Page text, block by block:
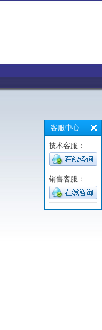
客服中心
技术客服：
销售客服：